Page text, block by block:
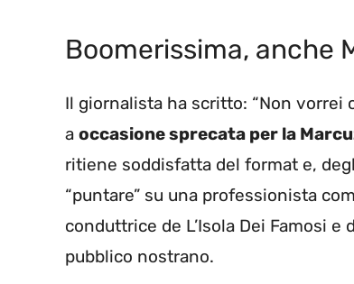
Boomerissima, anche
Il giornalista ha scritto: “Non vorrei
a occasione sprecata per la
ritiene soddisfatta del format e,
“puntare” su una professionista
conduttrice de L’Isola Dei Famosi
pubblico nostrano.